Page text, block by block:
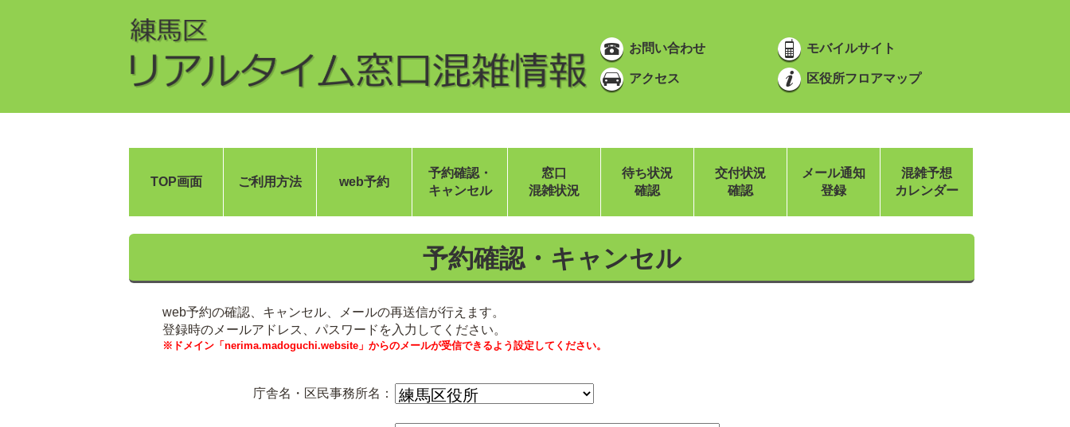
お問い合わせ モバイルサイト
アクセス 区役所フロアマップ
TOP画面 ご利用方法 web予約
予約確認・
キャンセル
窓口
混雑状況
待ち状況
確認
交付状況
確認
メール通知
登録
混雑予想
カレンダー
予約確認・キャンセル
web予約の確認、キャンセル、メールの再送信が行えます。
登録時のメールアドレス、パスワードを入力してください。
※ドメイン「nerima.madoguchi.website」からのメールが受信できるよう設定してください。
庁舎名・区民事務所名：